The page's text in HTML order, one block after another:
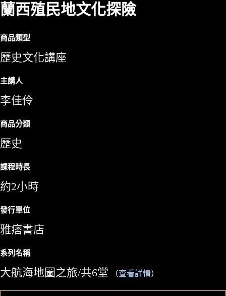
蘭西殖民地文化探險
商品類型
歷史文化講座
主講人
李佳伶
商品分類
歷史
課程時長
約2小時
發行單位
雅痞書店
系列名稱
大航海地圖之旅/共6堂 （查看詳情）